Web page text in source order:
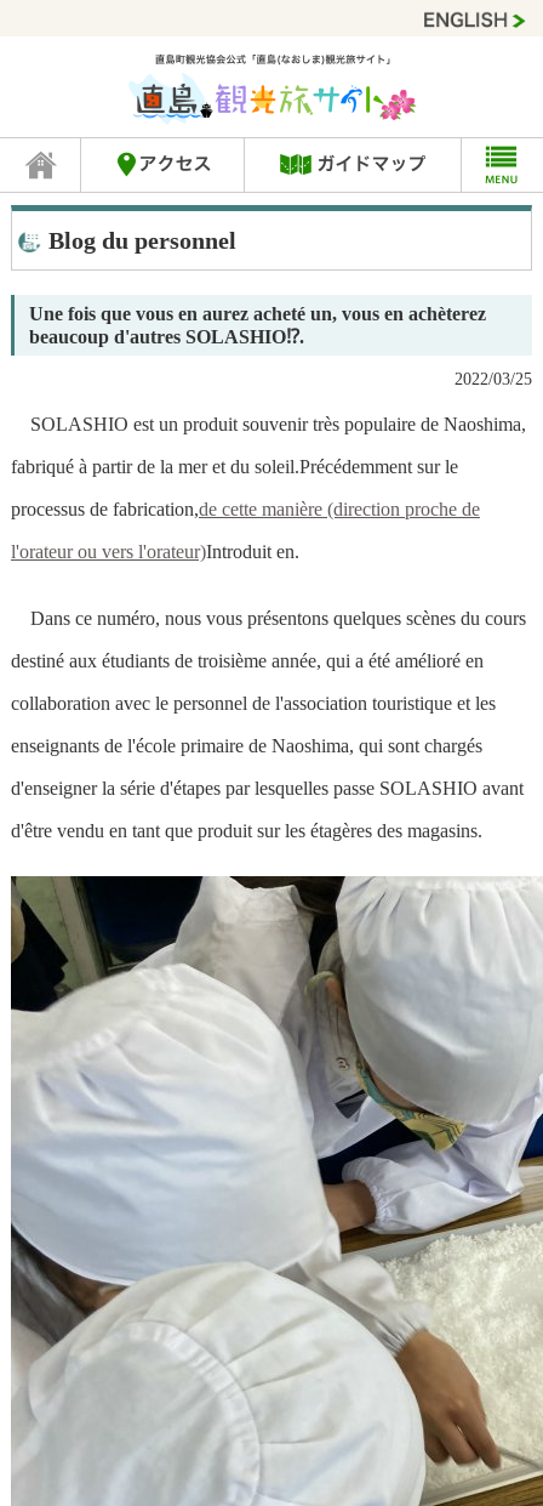
Blog du personnel
Une fois que vous en aurez acheté un, vous en achèterez
beaucoup d'autres SOLASHIO⁉.
2022/03/25
SOLASHIO est un produit souvenir très populaire de Naoshima,
fabriqué à partir de la mer et du soleil.Précédemment sur le
processus de fabrication,de cette manière (direction proche de
l'orateur ou vers l'orateur)Introduit en.
Dans ce numéro, nous vous présentons quelques scènes du cours
destiné aux étudiants de troisième année, qui a été amélioré en
collaboration avec le personnel de l'association touristique et les
enseignants de l'école primaire de Naoshima, qui sont chargés
d'enseigner la série d'étapes par lesquelles passe SOLASHIO avant
d'être vendu en tant que produit sur les étagères des magasins.